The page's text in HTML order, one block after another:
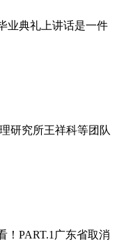
业典礼上讲话是一件
研究所王祥科等团队
PART.1广东省取消